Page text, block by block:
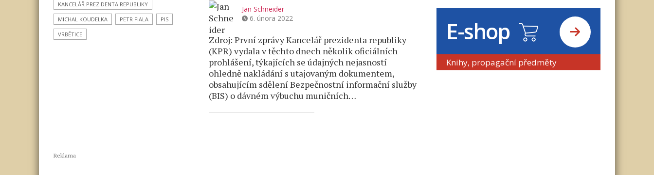
KANCELÁŘ PREZIDENTA REPUBLIKY
MICHAL KOUDELKA PETR FIALA PIS
VRBĚTICE
Jan Schneider
6. února 2022
Zdroj: První zprávy Kancelář prezidenta republiky
(KPR) vydala v těchto dnech několik oficiálních
prohlášení, týkajících se údajných nejasností
ohledně nakládání s utajovaným dokumentem,
obsahujícím sdělení Bezpečnostní informační služby
(BIS) o dávném výbuchu muničních…
Reklama
E-shop
Knihy, propagační předměty